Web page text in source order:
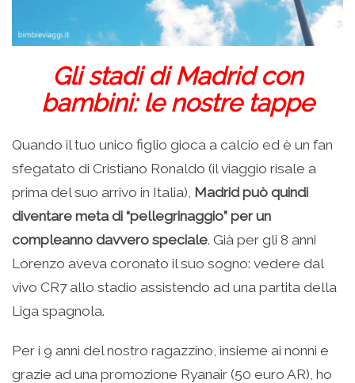
Gli stadi di Madrid con
bambini: le nostre tappe
Quando il tuo unico figlio gioca a calcio ed è un fan
sfegatato di Cristiano Ronaldo (il viaggio risale a
prima del suo arrivo in Italia), Madrid può quindi
diventare meta di “pellegrinaggio” per un
compleanno davvero speciale. Già per gli 8 anni
Lorenzo aveva coronato il suo sogno: vedere dal
vivo CR7 allo stadio assistendo ad una partita della
Liga spagnola.
Per i 9 anni del nostro ragazzino, insieme ai nonni e
grazie ad una promozione Ryanair (50 euro AR), ho